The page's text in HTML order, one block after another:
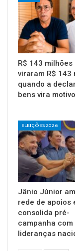
R$ 143 milhões
viraram R$ 143
quando a
bens vira
ELEIÇÕES 2026
Jânio Júnior
rede de apoios
consolida pré-
campanha com
lideranças